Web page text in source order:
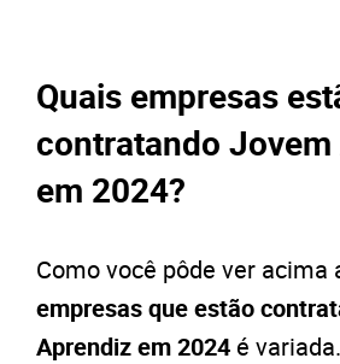
Quais empresas
contratando
em 2024?
Como você pôde ver acima
empresas que estão
Aprendiz em 2024 é